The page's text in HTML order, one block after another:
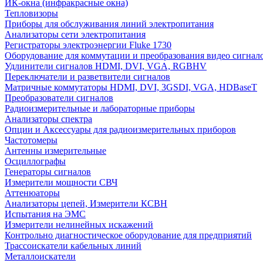
ИК-окна (инфракрасные окна)
Тепловизоры
Приборы для обслуживания линий электропитания
Анализаторы сети электропитания
Регистраторы электроэнергии Fluke 1730
Оборудование для коммутации и преобразования видео
Удлинители сигналов HDMI, DVI, VGA, RGBHV
Переключатели и разветвители сигналов
Матричные коммутаторы HDMI, DVI, 3GSDI, VGA, HDBaseT
Преобразователи сигналов
Радиоизмерительные и лабораторные приборы
Анализаторы спектра
Опции и Аксессуары для радиоизмерительных приборов
Частотомеры
Антенны измерительные
Осциллографы
Генераторы сигналов
Измерители мощности СВЧ
Аттенюаторы
Анализаторы цепей, Измерители КСВН
Испытания на ЭМС
Измерители нелинейных искажений
Контрольно диагностическое оборудование для предприятий
Трассоискатели кабельных линий
Металлоискатели